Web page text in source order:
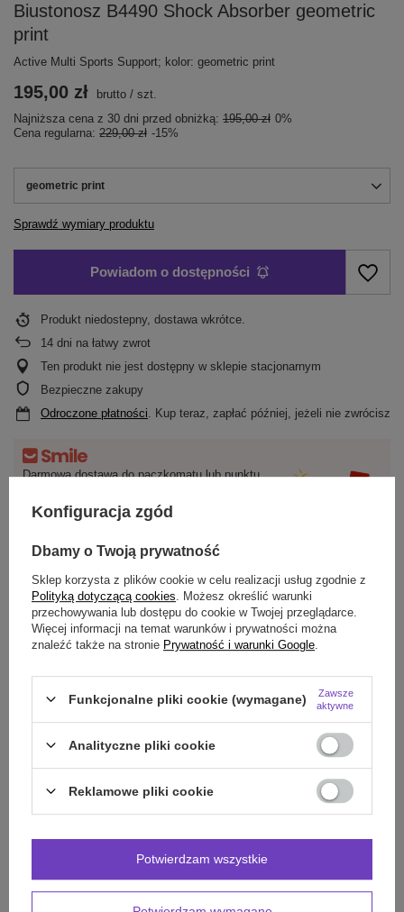
Biustonosz B4490 Shock Absorber geometric
print
Active Multi Sports Support; kolor: geometric print
geometric print
Sprawdź wymiary produktu
195,00 zł brutto / szt.
Najniższa cena z 30 dni przed obniżką: 195,00 zł 0%
Cena regularna: 229,00 zł -15%
Powiadom o dostępności
Produkt niedostepny, dostawa wkrótce
14 dni na łatwy zwrot
Ten produkt nie jest dostępny w sklepie stacjonarnym
Bezpieczne zakupy
Odroczone płatności. Kup teraz, zapłać później, jeżeli nie zwrócisz
Darmowa dostawa do paczkomatu lub punktu
OPIS
SZCZEGÓŁOWE DANE
Potrzebujesz pomocy? Masz pytania?
najciekawsze pytania i odpowiedzi publikując
Zadaj pytanie
INNE PRODUKTY
PRODUCENTA:
Konfiguracja zgód
Dbamy o Twoją prywatność
Sklep korzysta z plików cookie w celu realizacji usług zgodnie z
Polityką dotyczącą cookies . Możesz określić warunki
przechowywania lub dostępu do cookie w Twojej przeglądarce.
Więcej informacji na temat warunków i prywatności można
znaleźć także na stronie Prywatność i warunki Google
Funkcjonalne pliki cookie (wymagane)
Zawsze
aktywne
Analityczne pliki cookie
Reklamowe pliki cookie
Potwierdzam wszystkie